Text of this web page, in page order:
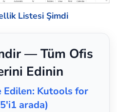
Listesi Şimdi
— Tüm Ofis
Edinin
Edilen: Kutools for
arada)